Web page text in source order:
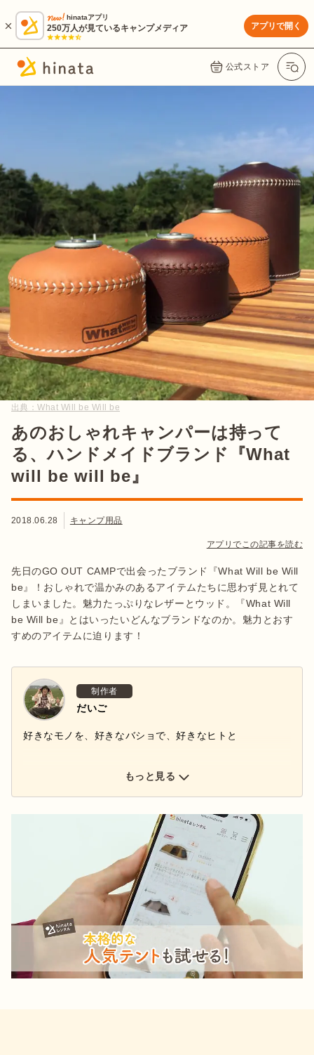
hinataアプリ
250万人が見ているキャンプメディア アプリで開く
公式ストア
出典：What Will be Will be
あのおしゃれキャンパーは持って
る、ハンドメイドブランド『What
will be will be』
2018.06.28 キャンプ用品
アプリでこの記事を読む
先日のGO OUT CAMPで出会ったブランド『What Will be Will
be』！おしゃれで温かみのあるアイテムたちに思わず見とれて
しまいました。魅力たっぷりなレザーとウッド。『What Will
be Will be』とはいったいどんなブランドなのか。魅力とおす
すめのアイテムに迫ります！
制作者
だいご
好きなモノを、好きなバショで、好きなヒトと
もっと見る